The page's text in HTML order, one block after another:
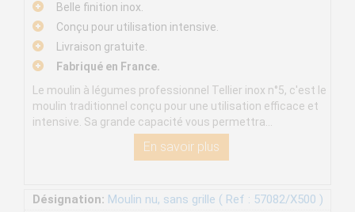
Belle finition inox.
Conçu pour utilisation intensive.
Livraison gratuite.
Fabriqué en France.
Le moulin à légumes professionnel Tellier inox n°5, c'est le
moulin traditionnel conçu pour une utilisation efficace et
intensive. Sa grande capacité vous permettra...
En savoir plus
Désignation: Moulin nu, sans grille ( Ref : 57082/X500 )